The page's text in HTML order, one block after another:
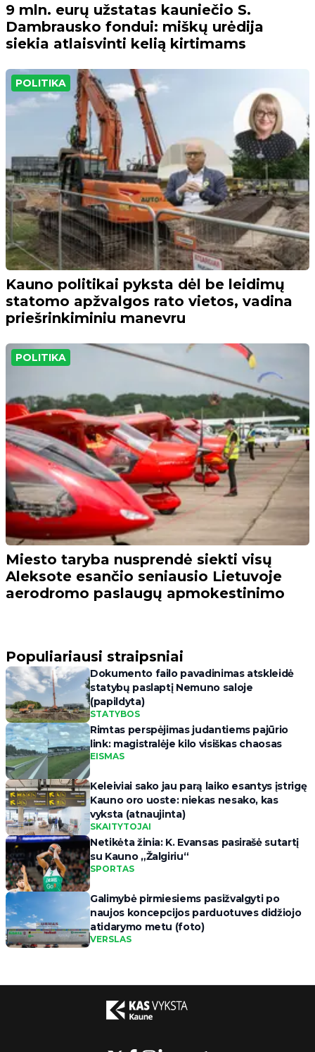
9 mln. eurų užstatas kauniečio S.
Dambrausko fondui: miškų urėdija
siekia atlaisvinti kelią kirtimams
POLITIKA
Kauno politikai pyksta dėl be leidimų
statomo apžvalgos rato vietos, vadina
priešrinkiminiu manevru
POLITIKA
Miesto taryba nusprendė siekti visų
Aleksote esančio seniausio Lietuvoje
aerodromo paslaugų apmokestinimo
Populiariausi straipsniai
Dokumento failo pavadinimas atskleidė
statybų paslaptį Nemuno saloje
(papildyta)
STATYBOS
Rimtas perspėjimas judantiems pajūrio
link: magistralėje kilo visiškas chaosas
EISMAS
Keleiviai sako jau parą laiko esantys įstrigę
Kauno oro uoste: niekas nesako, kas
vyksta (atnaujinta)
SKAITYTOJAI
Netikėta žinia: K. Evansas pasirašė sutartį
su Kauno „Žalgiriu“
SPORTAS
Galimybė pirmiesiems pasižvalgyti po
naujos koncepcijos parduotuves didžiojo
atidarymo metu (foto)
VERSLAS